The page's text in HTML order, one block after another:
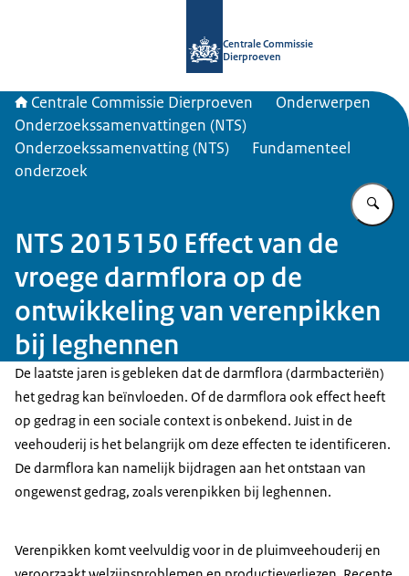
Centrale Commissie
Dierproeven
Centrale Commissie Dierproeven
Onderwerpen
Onderzoekssamenvattingen (NTS)
Onderzoekssamenvatting (NTS)
Fundamenteel
onderzoek
NTS 2015150 Effect van de
vroege darmflora op de
ontwikkeling van verenpikken
bij leghennen
De laatste jaren is gebleken dat de darmflora (darmbacteriën)
het gedrag kan beïnvloeden. Of de darmflora ook effect heeft
op gedrag in een sociale context is onbekend. Juist in de
veehouderij is het belangrijk om deze effecten te identificeren.
De darmflora kan namelijk bijdragen aan het ontstaan van
ongewenst gedrag, zoals verenpikken bij leghennen.
Verenpikken komt veelvuldig voor in de pluimveehouderij en